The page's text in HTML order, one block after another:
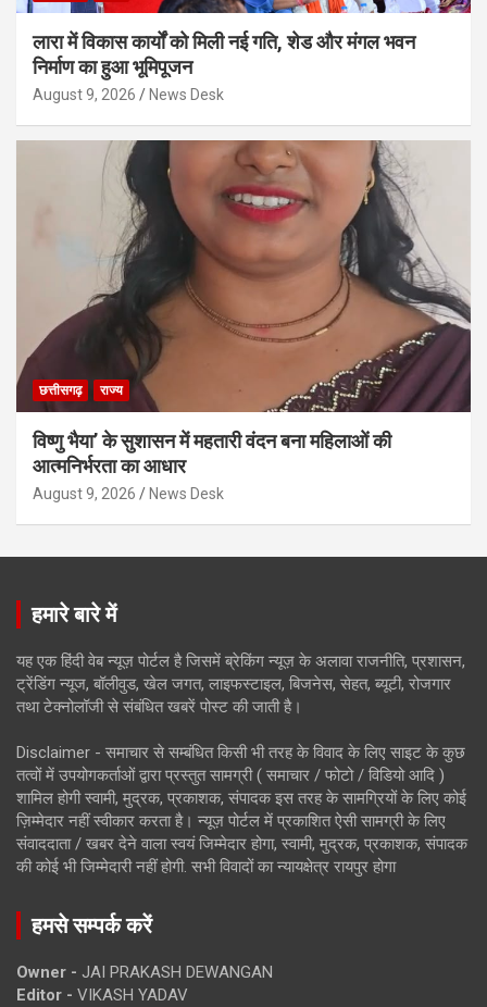
लारा में विकास कार्यों को मिली नई गति, शेड और मंगल भवन
निर्माण का हुआ भूमिपूजन
August 9, 2026 News Desk
छत्तीसगढ़ राज्य
विष्णु भैया’ के सुशासन में महतारी वंदन बना महिलाओं की
आत्मनिर्भरता का आधार
August 9, 2026 News Desk
हमारे बारे में
यह एक हिंदी वेब न्यूज़ पोर्टल है जिसमें ब्रेकिंग न्यूज़ के अलावा राजनीति, प्रशासन,
ट्रेंडिंग न्यूज, बॉलीवुड, खेल जगत, लाइफस्टाइल, बिजनेस, सेहत, ब्यूटी, रोजगार
तथा टेक्नोलॉजी से संबंधित खबरें पोस्ट की जाती है।
Disclaimer - समाचार से सम्बंधित किसी भी तरह के विवाद के लिए साइट के कुछ
तत्वों में उपयोगकर्ताओं द्वारा प्रस्तुत सामग्री ( समाचार / फोटो / विडियो आदि )
शामिल होगी स्वामी, मुद्रक, प्रकाशक, संपादक इस तरह के सामग्रियों के लिए कोई
ज़िम्मेदार नहीं स्वीकार करता है। न्यूज़ पोर्टल में प्रकाशित ऐसी सामग्री के लिए
संवाददाता / खबर देने वाला स्वयं जिम्मेदार होगा, स्वामी, मुद्रक, प्रकाशक, संपादक
की कोई भी जिम्मेदारी नहीं होगी. सभी विवादों का न्यायक्षेत्र रायपुर होगा
हमसे सम्पर्क करें
Owner - JAI PRAKASH DEWANGAN
Editor - VIKASH YADAV